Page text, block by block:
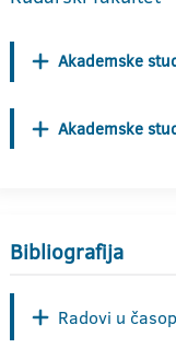
Akademske
Akademske
Bibliografija
Radovi u